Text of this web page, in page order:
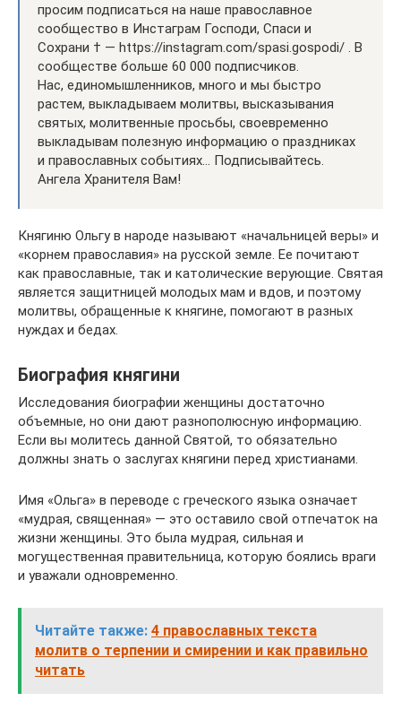
просим подписаться на наше православное
сообщество в Инстаграм Господи, Спаси и
Сохрани † — https://instagram.com/spasi.gospodi/ . В
сообществе больше 60 000 подписчиков.
Нас, единомышленников, много и мы быстро
растем, выкладываем молитвы, высказывания
святых, молитвенные просьбы, своевременно
выкладывам полезную информацию о праздниках
и православных событиях… Подписывайтесь.
Ангела Хранителя Вам!
Княгиню Ольгу в народе называют «начальницей веры» и
«корнем православия» на русской земле. Ее почитают
как православные, так и католические верующие. Святая
является защитницей молодых мам и вдов, и поэтому
молитвы, обращенные к княгине, помогают в разных
нуждах и бедах.
Биография княгини
Исследования биографии женщины достаточно
объемные, но они дают разнополюсную информацию.
Если вы молитесь данной Святой, то обязательно
должны знать о заслугах княгини перед христианами.
Имя «Ольга» в переводе с греческого языка означает
«мудрая, священная» — это оставило свой отпечаток на
жизни женщины. Это была мудрая, сильная и
могущественная правительница, которую боялись враги
и уважали одновременно.
Читайте также: 4 православных текста
молитв о терпении и смирении и как правильно
читать